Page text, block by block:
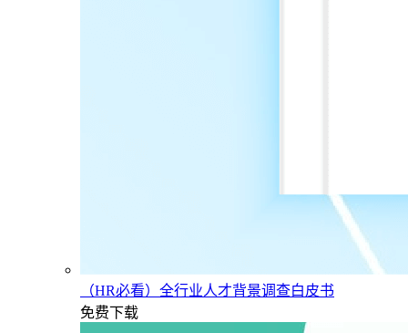
（HR必看）全行业人才背景调查白皮书
免费下载